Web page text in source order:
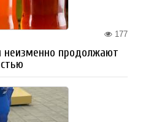
177
неизменно продолжают